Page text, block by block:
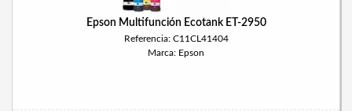
Epson Multifunción Ecotank ET-2950
Referencia: C11CL41404
Marca: Epson